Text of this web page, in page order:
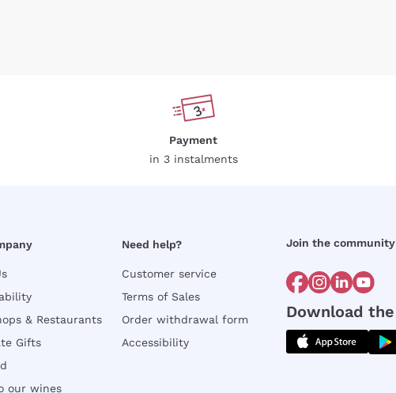
Payment
in 3 instalments
& Restaurants
Gifts
our wines
Need help?
Customer service
Terms of Sales
Order withdrawal form
Accessibility
Join the community
Download